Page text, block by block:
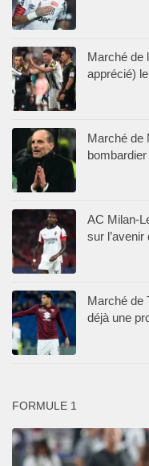
Marché de
apprécié)
Marché de
bombardier
AC Milan-
sur l’avenir
Marché de
déjà une
FORMULE 1